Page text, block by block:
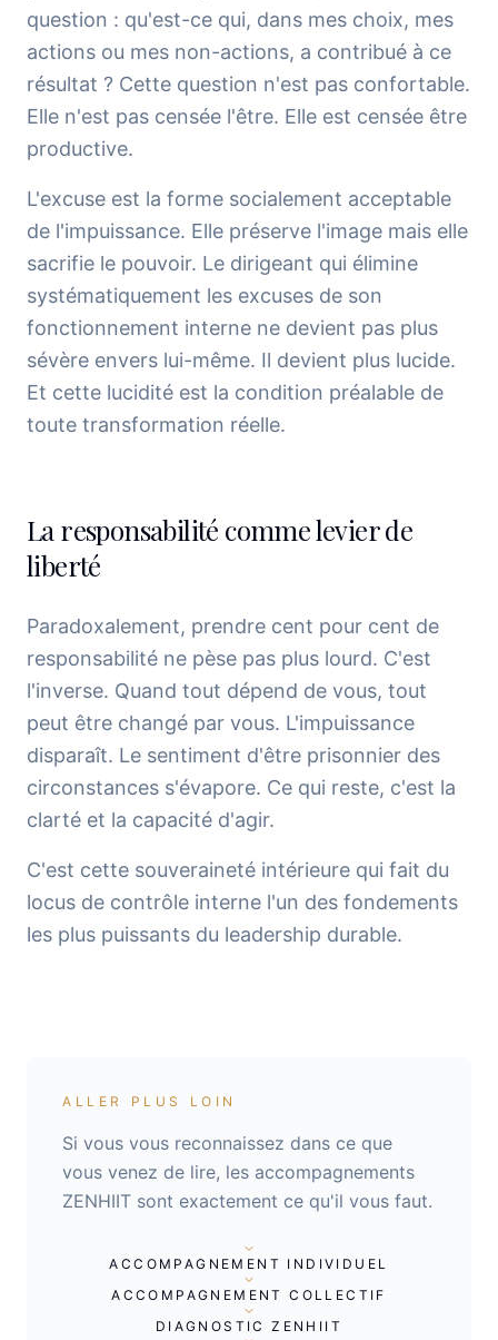
question : qu'est-ce qui, dans mes choix, mes
actions ou mes non-actions, a contribué à ce
résultat ? Cette question n'est pas confortable.
Elle n'est pas censée l'être. Elle est censée être
productive.
L'excuse est la forme socialement acceptable
de l'impuissance. Elle préserve l'image mais elle
sacrifie le pouvoir. Le dirigeant qui élimine
systématiquement les excuses de son
fonctionnement interne ne devient pas plus
sévère envers lui-même. Il devient plus lucide.
Et cette lucidité est la condition préalable de
toute transformation réelle.
La responsabilité comme levier de
liberté
Paradoxalement, prendre cent pour cent de
responsabilité ne pèse pas plus lourd. C'est
l'inverse. Quand tout dépend de vous, tout
peut être changé par vous. L'impuissance
disparaît. Le sentiment d'être prisonnier des
circonstances s'évapore. Ce qui reste, c'est la
clarté et la capacité d'agir.
C'est cette souveraineté intérieure qui fait du
locus de contrôle interne l'un des fondements
les plus puissants du leadership durable.
ALLER PLUS LOIN
Si vous vous reconnaissez dans ce que
vous venez de lire, les accompagnements
ZENHIIT sont exactement ce qu'il vous faut.
ACCOMPAGNEMENT INDIVIDUEL
ACCOMPAGNEMENT COLLECTIF
DIAGNOSTIC ZENHIIT